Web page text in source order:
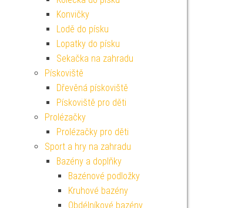
Konvičky
Lodě do písku
Lopatky do písku
Sekačka na zahradu
Pískoviště
Dřevěná pískoviště
Pískoviště pro děti
Prolézačky
Prolézačky pro děti
Sport a hry na zahradu
Bazény a doplňky
Bazénové podložky
Kruhové bazény
Obdélníkové bazény